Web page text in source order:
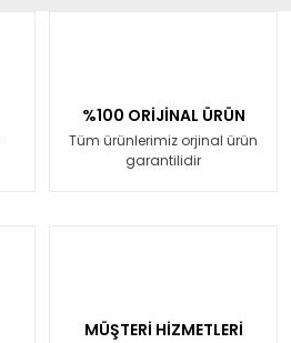
%100 ORİJİNAL ÜRÜN
Tüm ürünlerimiz orjinal ürün
garantilidir
MÜŞTERİ HİZMETLERİ